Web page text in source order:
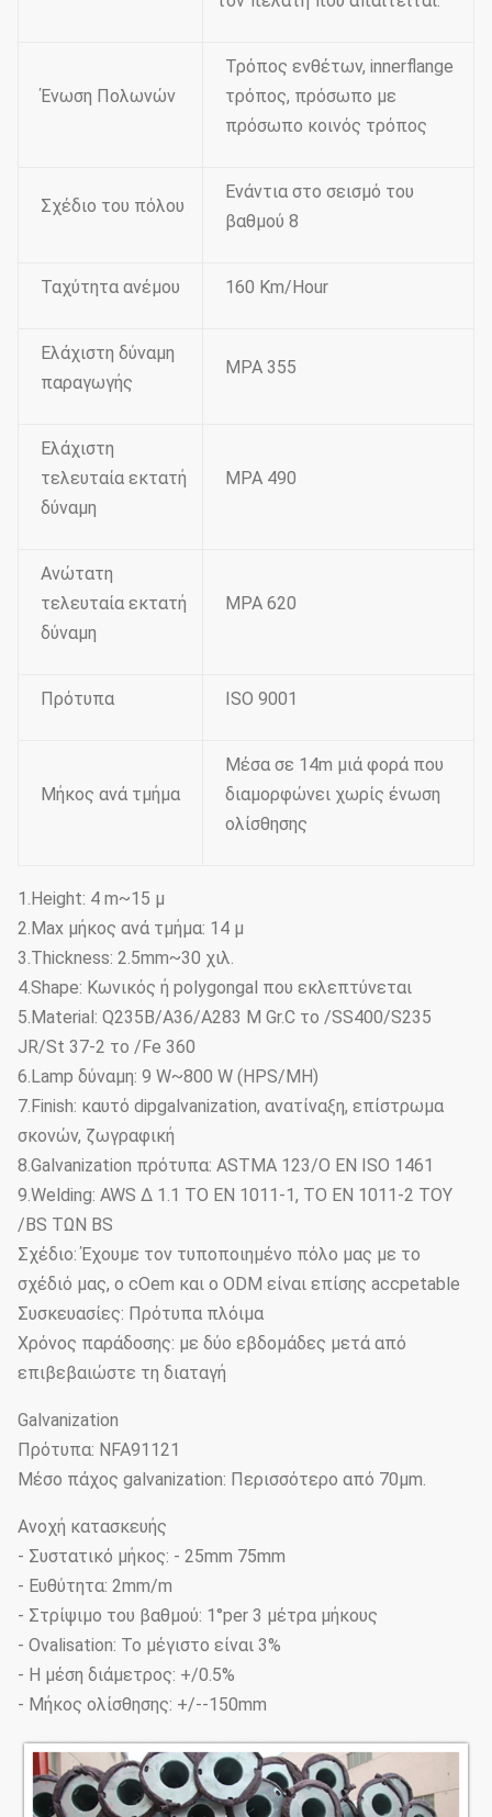
Ένωση Πολωνών
Τρόπος ενθέτων, innerflange
τρόπος, πρόσωπο με
πρόσωπο κοινός τρόπος
Σχέδιο του πόλου
Ενάντια στο σεισμό του
βαθμού 8
Ταχύτητα ανέμου 160 Km/Hour
Ελάχιστη δύναμη
παραγωγής
MPA 355
Ελάχιστη
τελευταία εκτατή
δύναμη
MPA 490
Ανώτατη
τελευταία εκτατή
δύναμη
MPA 620
Πρότυπα ISO 9001
Μήκος ανά τμήμα
Μέσα σε 14m μιά φορά που
διαμορφώνει χωρίς ένωση
ολίσθησης
1.Height: 4 m~15 μ
2.Max μήκος ανά τμήμα: 14 μ
3.Thickness: 2.5mm~30 χιλ.
4.Shape: Κωνικός ή polygongal που εκλεπτύνεται
5.Material: Q235B/A36/A283 Μ Gr.C το /SS400/S235
JR/St 37-2 το /Fe 360
6.Lamp δύναμη: 9 W~800 W (HPS/MH)
7.Finish: καυτό dipgalvanization, ανατίναξη, επίστρωμα
σκονών, ζωγραφική
8.Galvanization πρότυπα: ASTMA 123/Ο EN ISO 1461
9.Welding: AWS Δ 1.1 ΤΟ EN 1011-1, ΤΟ EN 1011-2 ΤΟΥ
/BS ΤΩΝ BS
Σχέδιο: Έχουμε τον τυποποιημένο πόλο μας με το
σχέδιό μας, ο cOem και ο ODM είναι επίσης accpetable
Συσκευασίες: Πρότυπα πλόιμα
Χρόνος παράδοσης: με δύο εβδομάδες μετά από
επιβεβαιώστε τη διαταγή
Galvanization
Πρότυπα: NFA91121
Μέσο πάχος galvanization: Περισσότερο από 70μm.
Ανοχή κατασκευής
- Συστατικό μήκος: - 25mm 75mm
- Ευθύτητα: 2mm/m
- Στρίψιμο του βαθμού: 1°per 3 μέτρα μήκους
- Ovalisation: Το μέγιστο είναι 3%
- Η μέση διάμετρος: +/0.5%
- Μήκος ολίσθησης: +/--150mm